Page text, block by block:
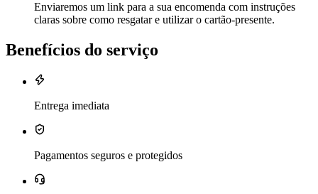
Enviaremos um link para a sua encomenda com instruções
claras sobre como resgatar e utilizar o cartão-presente.
Benefícios do serviço
Entrega imediata
Pagamentos seguros e protegidos